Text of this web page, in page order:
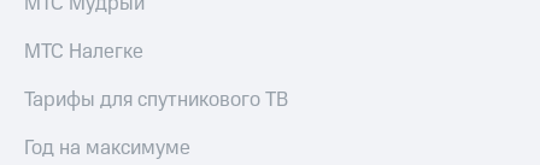
МТС Налегке
Тарифы для спутникового ТВ
Год на максимуме